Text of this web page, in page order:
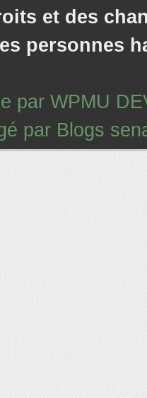
et des
personnes
par WPMU
par Blogs